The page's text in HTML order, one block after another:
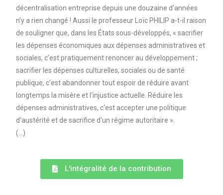
décentralisation entreprise depuis une douzaine d‘années
n’y a rien changé ! Aussi le professeur Loïc PHILIP a-t-il raison
de souligner que, dans les États sous-développés, « sacrifier
les dépenses économiques aux dépenses administratives et
sociales, c’est pratiquement renoncer au développement ;
sacrifier les dépenses culturelles, sociales ou de santé
publique, c’est abandonner tout espoir de réduire avant
longtemps la misère et l‘injustice actuelle. Réduire les
dépenses administratives, c‘est accepter une politique
d‘austérité et de sacrifice d‘un régime autoritaire ».
(…)
L'intégralité de la contribution